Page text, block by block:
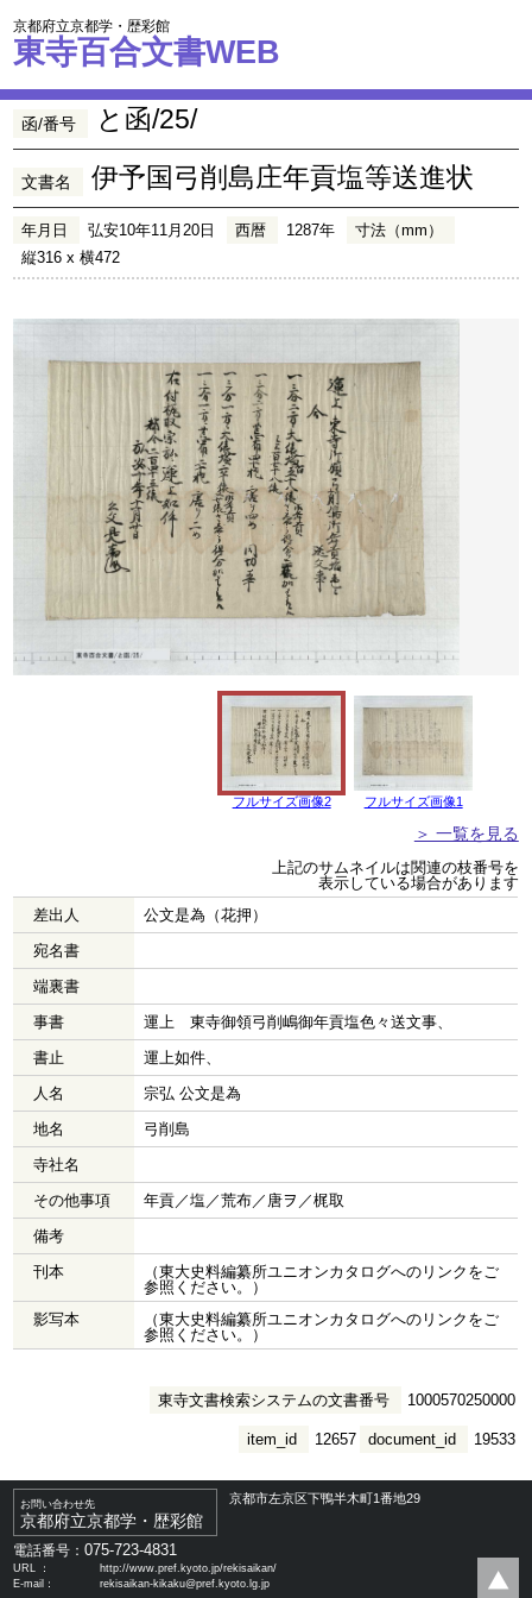
京都府立京都学・歴彩館
東寺百合文書WEB
函/番号 と函/25/
文書名 伊予国弓削島庄年貢塩等送進状
年月日 弘安10年11月20日 西暦 1287年
寸法（mm）
縦316 x 横472
フルサイズ画像2 フルサイズ画像1
＞ 一覧を見る
上記のサムネイルは関連の枝番号を
表示している場合があります
差出人
公文是為（花押）
宛名書
端裏書
事書
運上 東寺御領弓削嶋御年貢塩色々送文事、
書止
運上如件、
人名
宗弘 公文是為
地名
弓削島
寺社名
その他事項
年貢／塩／荒布／唐ヲ／梶取
備考
刊本
（東大史料編纂所ユニオンカタログへのリンクをご
参照ください。）
影写本
（東大史料編纂所ユニオンカタログへのリンクをご
参照ください。）
東寺文書検索システムの文書番号 1000570250000
document_id 19533
item_id 12657
お問い合わせ先
京都府立京都学・歴彩館
京都市左京区下鴨半木町1番地29
電話番号：075-723-4831
URL ：
http://www.pref.kyoto.jp/rekisaikan/
E-mail：
rekisaikan-kikaku@pref.kyoto.lg.jp